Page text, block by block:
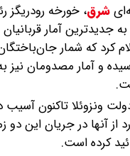
شرق، خورخه
به جدیدترین آمار
کرد که شمار
که ۱۸۹ مورد از آنها در جریان
کرده است.